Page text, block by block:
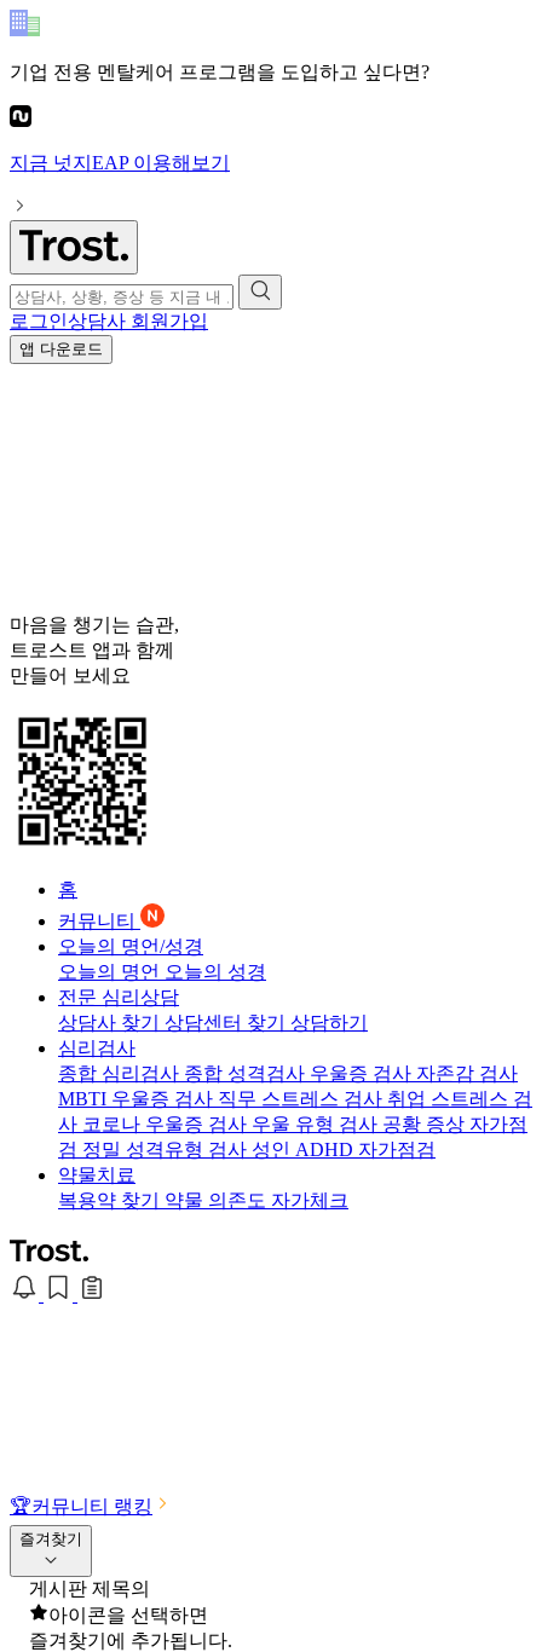
기업 전용 멘탈케어 프로그램을 도입하고 싶다면?
지금 넛지EAP이용해보기
로그인상담사 회원가입
앱 다운로드
마음을 챙기는 습관,
트로스트 앱과 함께
만들어 보세요
홈
커뮤니티
오늘의 명언/성경
오늘의 명언 오늘의 성경
전문 심리상담
상담사 찾기 상담센터 찾기 상담하기
심리검사
종합 심리검사 종합 성격검사 우울증 검사 자존감 검사
MBTI 우울증 검사 직무 스트레스 검사 취업 스트레스 검
사 코로나 우울증 검사 우울 유형 검사 공황 증상 자가점
검 정밀 성격유형 검사 성인 ADHD 자가점검
약물치료
복용약 찾기 약물 의존도 자가체크
🏆커뮤니티 랭킹
즐겨찾기
게시판 제목의
아이콘을 선택하면
즐겨찾기에 추가됩니다.